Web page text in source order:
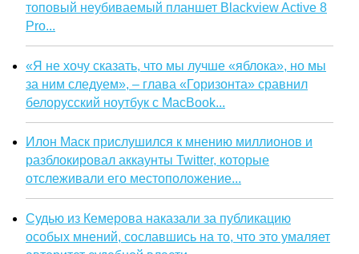
топовый неубиваемый планшет Blackview Active 8
Pro...
«Я не хочу сказать, что мы лучше «яблока», но мы
за ним следуем», – глава «Горизонта» сравнил
белорусский ноутбук с MacBook...
Илон Маск прислушился к мнению миллионов и
разблокировал аккаунты Twitter, которые
отслеживали его местоположение...
Судью из Кемерова наказали за публикацию
особых мнений, сославшись на то, что это умаляет